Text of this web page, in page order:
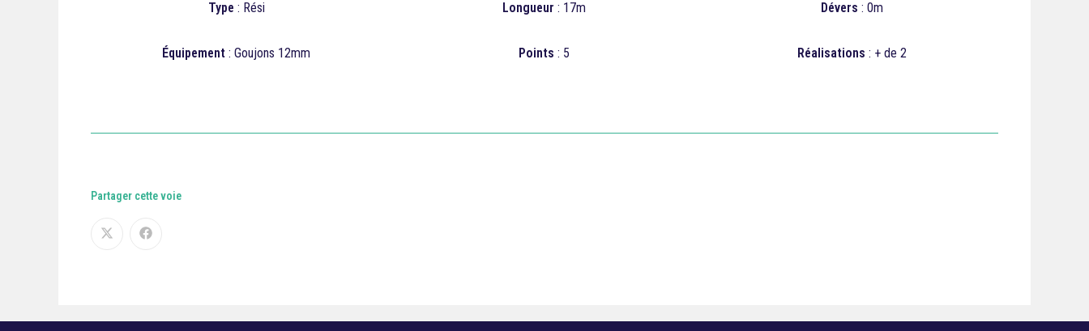
Type : Rési Longueur : 17m Dévers : 0m
Équipement : Goujons 12mm Points : 5 Réalisations : + de 2
Partager cette voie